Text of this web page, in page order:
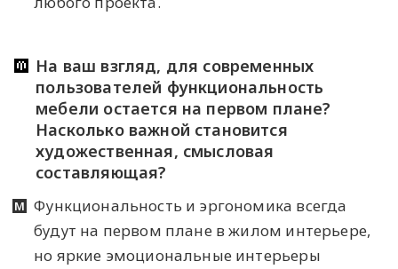
На ваш взгляд, для современных
пользователей функциональность
мебели остается на первом плане?
Насколько важной становится
художественная, смысловая
составляющая?
Функциональность и эргономика всегда
будут на первом плане в жилом интерьере,
но яркие эмоциональные интерьеры